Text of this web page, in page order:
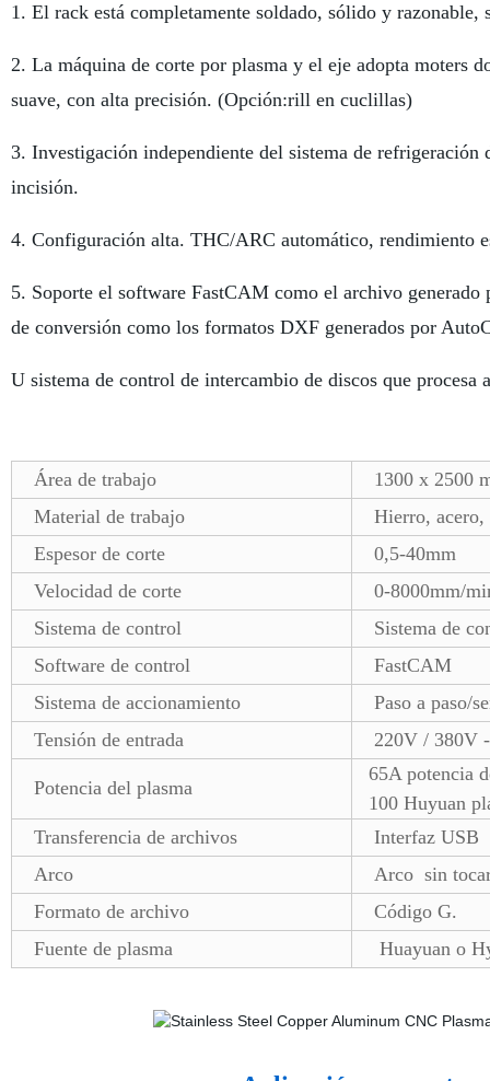
1. El rack está completamente soldado, sólido y razonable,
2. La máquina de corte por plasma y el eje adopta
suave, con alta precisión. (Opción:rill en cuclillas)
3. Investigación independiente del sistema de refrigeración
incisión.
4. Configuración alta. THC/ARC automático, rendimiento
5. Soporte el software FastCAM como el archivo
de conversión como los formatos DXF generados por
U sistema de control de intercambio de discos que procesa
Área de trabajo
1300 x
Material de trabajo
Hierro, acero,
Espesor de corte
0,5-40mm
Velocidad de corte
0-8000mm/
Sistema de control
Sistema de
Software de control
FastCAM
Sistema de accionamiento
Paso a paso/
Tensión de entrada
220V / 380V
Potencia del plasma
65A potencia
100 Huyuan
Transferencia de archivos
Interfaz USB
Arco
Arco sin
Formato de archivo
Código G.
Fuente de plasma
Huayuan o